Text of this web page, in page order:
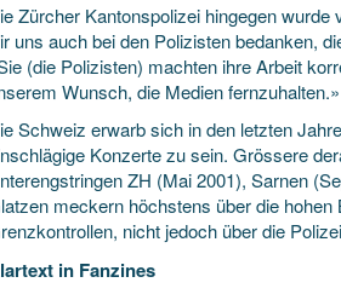
Zürcher Kantonspolizei hingegen
uns auch bei den Polizisten bedanken,
(die Polizisten) machten ihre Arbeit
Wunsch, die Medien fernzuhalten.»
Schweiz erwarb sich in den letzten
Konzerte zu sein. Grössere
ZH (Mai 2001), Sarnen
meckern höchstens über die
nicht jedoch über die
in Fanzines